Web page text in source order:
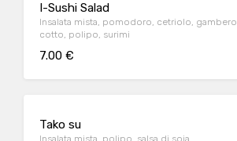
I-Sushi Salad
Insalata mista, pomodoro, cetriolo, gambero
cotto, polipo, surimi
7.00 €
Tako su
Insalata mista, polipo, salsa di soia